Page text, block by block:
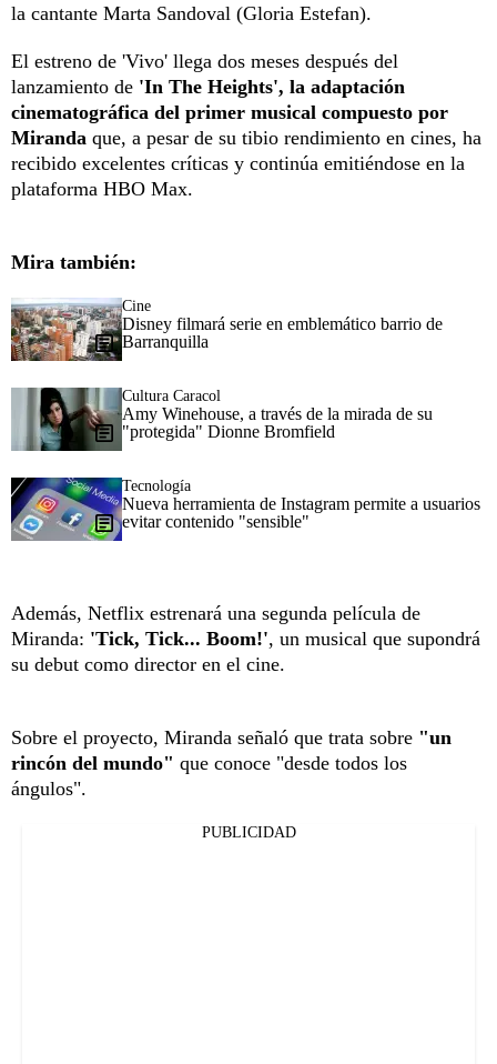
la cantante Marta Sandoval (Gloria Estefan).
El estreno de 'Vivo' llega dos meses después del
lanzamiento de 'In The Heights', la adaptación
cinematográfica del primer musical compuesto por
Miranda que, a pesar de su tibio rendimiento en cines, ha
recibido excelentes críticas y continúa emitiéndose en la
plataforma HBO Max.
Mira también:
Cine
Disney filmará serie en emblemático barrio de
Barranquilla
Cultura Caracol
Amy Winehouse, a través de la mirada de su
"protegida" Dionne Bromfield
Tecnología
Nueva herramienta de Instagram permite a usuarios
evitar contenido "sensible"
Además, Netflix estrenará una segunda película de
Miranda: 'Tick, Tick... Boom!', un musical que supondrá
su debut como director en el cine.
Sobre el proyecto, Miranda señaló que trata sobre "un
rincón del mundo" que conoce "desde todos los
ángulos".
PUBLICIDAD